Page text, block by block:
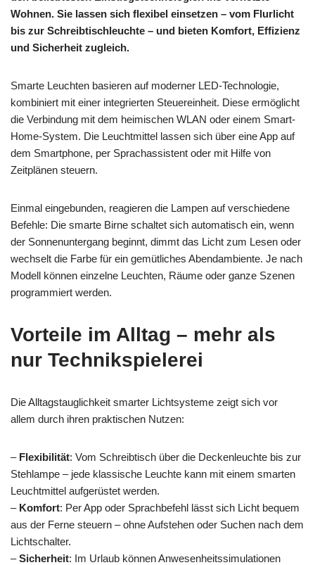
Wohnen. Sie lassen sich flexibel einsetzen – vom Flurlicht
bis zur Schreibtischleuchte – und bieten Komfort, Effizienz
und Sicherheit zugleich.
Smarte Leuchten basieren auf moderner LED-Technologie,
kombiniert mit einer integrierten Steuereinheit. Diese ermöglicht
die Verbindung mit dem heimischen WLAN oder einem Smart-
Home-System. Die Leuchtmittel lassen sich über eine App auf
dem Smartphone, per Sprachassistent oder mit Hilfe von
Zeitplänen steuern.
Einmal eingebunden, reagieren die Lampen auf verschiedene
Befehle: Die smarte Birne schaltet sich automatisch ein, wenn
der Sonnenuntergang beginnt, dimmt das Licht zum Lesen oder
wechselt die Farbe für ein gemütliches Abendambiente. Je nach
Modell können einzelne Leuchten, Räume oder ganze Szenen
programmiert werden.
Vorteile im Alltag – mehr als
nur Technikspielerei
Die Alltagstauglichkeit smarter Lichtsysteme zeigt sich vor
allem durch ihren praktischen Nutzen:
– Flexibilität: Vom Schreibtisch über die Deckenleuchte bis zur
Stehlampe – jede klassische Leuchte kann mit einem smarten
Leuchtmittel aufgerüstet werden.
– Komfort: Per App oder Sprachbefehl lässt sich Licht bequem
aus der Ferne steuern – ohne Aufstehen oder Suchen nach dem
Lichtschalter.
–Sicherheit: Im Urlaub können Anwesenheitssimulationen